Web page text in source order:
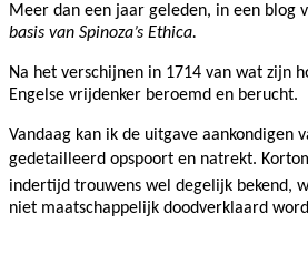
Meer dan een jaar geleden, in een blog
basis van Spinoza’s Ethica.
Na het verschijnen in 1714 van wat zijn
Engelse vrijdenker beroemd en berucht.
Vandaag kan ik de uitgave
gedetailleerd opspoort en natrekt.
indertijd trouwens wel degelijk bekend,
niet maatschappelijk doodverklaard